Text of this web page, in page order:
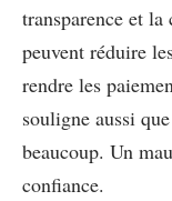
transparence et
peuvent réduire
rendre les
souligne aussi
beaucoup. Un
confiance.